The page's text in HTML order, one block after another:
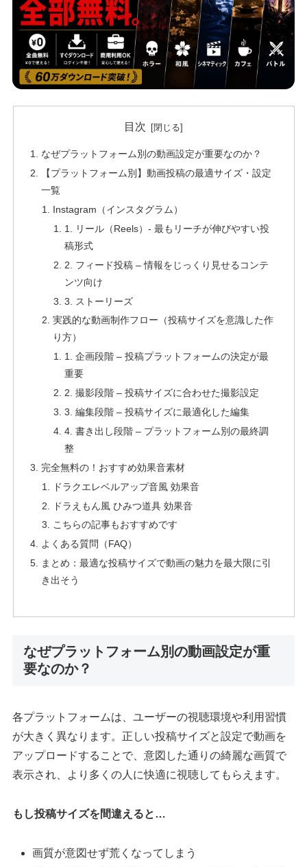
目次
なぜプラットフォーム別の動画設定が重要なのか？
【プラットフォーム別】動画投稿の最適サイズ・設定
一覧
Instagram（インスタグラム）
1. リール（Reels）- 最もリーチが伸びやすい投
稿形式
2. フィード投稿 – 情報をじっくり見せるコンテ
ンツ向け
3. ストーリーズ
実践的な動画制作フロー（投稿サイズを意識した作
り方）
1. 企画段階 – 投稿プラットフォームの決定が最
重要
2. 撮影段階 – 投稿サイズに合わせた撮影設定
3. 編集段階 – 投稿サイズに最適化した編集
4. 書き出し段階 – プラットフォーム別の最終調
整
完全無料の！おすすめ効果音素材
ドラクエレベルアップ音風 効果音
ドラえもん風 ひみつ道具 効果音
こちらの記事もおすすめです
よくある質問（FAQ）
まとめ：最適な投稿サイズで動画の魅力を最大限に引
き出そう
なぜプラットフォーム別の動画設定が重
要なのか？
各プラットフォームは、ユーザーの視聴環境や利用習慣
が大きく異なります。正しい投稿サイズと設定で動画を
アップロードすることで、意図した通りの綺麗な画質で
表示され、より多くの人に快適に視聴してもらえます。
もし投稿サイズを間違えると…
画質が意図せず荒くなってしまう